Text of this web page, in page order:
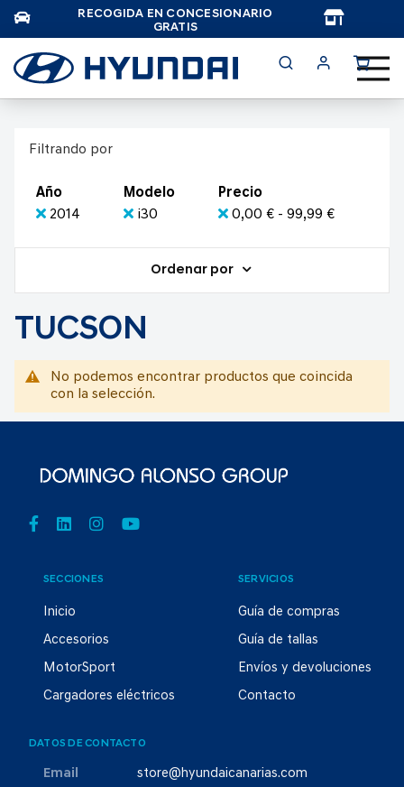
RECOGIDA EN CONCESIONARIO
GRATIS
Filtrando por
Año
2014
Modelo
i30
Precio
0,00 € - 99,99 €
Ordenar por
TUCSON
No podemos encontrar productos que coincida
con la selección.
SECCIONES
Inicio
Accesorios
MotorSport
Cargadores eléctricos
SERVICIOS
Guía de compras
Guía de tallas
Envíos y devoluciones
Contacto
DATOS DE CONTACTO
Email store@hyundaicanarias.com